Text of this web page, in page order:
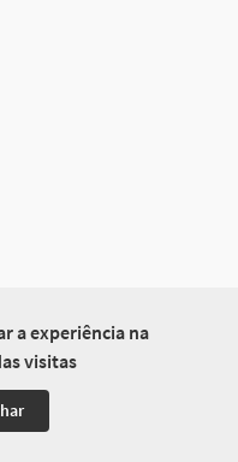
a experiência na
visitas